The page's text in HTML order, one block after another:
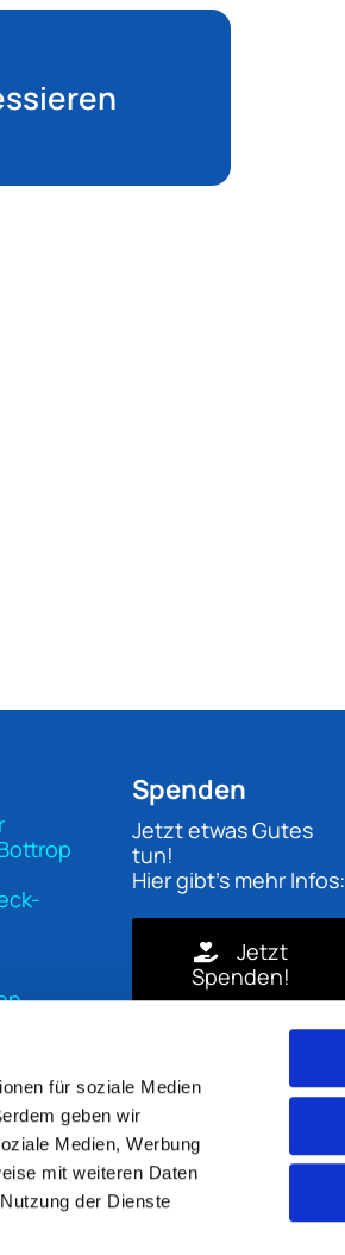
für soziale Medien
geben wir
Medien, Werbung
mit weiteren Daten
der Dienste
Spenden
Jetzt etwas Gutes
tun!
Hier gibt's mehr Infos:
Jetzt
Spenden!